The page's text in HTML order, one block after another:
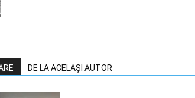
DE LA ACELAȘI AUTOR